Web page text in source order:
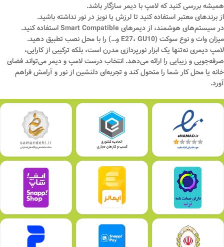
همیشه بررسی کنید کهلامپ با دیمر سازگار باشد.
از برندهای معتبر استفاده کنید تا لرزش یا نویز در نور نداشته باشید.
در سیستم‌های هوشمند، از دیمرهایSmart Compatibleاستفاده کنید.
میزانواتو نوع سوکت (E27، GU10 و…) را با محل نصب تطبیق دهید.
لامپ دیمری نه‌تنها یک ابزارنورپردازیمدرن است، بلکه ترکیبی از کارایی،
صرفه‌جویی و زیباییرا ارائه می‌دهد. انتخاب درست لامپ و دیمر می‌تواند فضای
خانه یا محل کار شما را متحول کند و تجربه‌ای دلنشین از نور و آرامش فراهم
آورد.